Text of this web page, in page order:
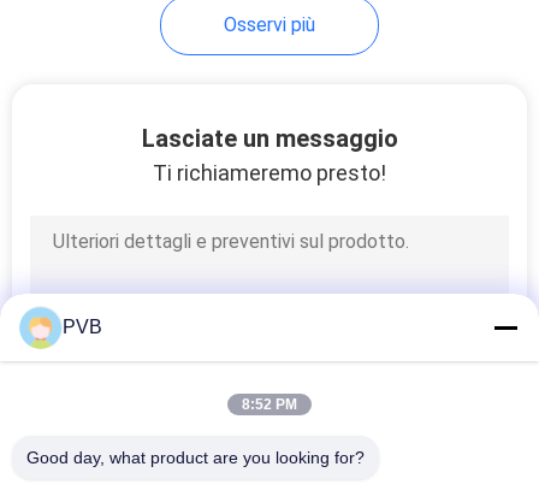
Cuscinetto della
Boccola in bronzo
sinterizzato
Osservi più
Lasciate un messaggio
Ti richiameremo presto!
PVB
8:52 PM
Good day, what product are you looking for?